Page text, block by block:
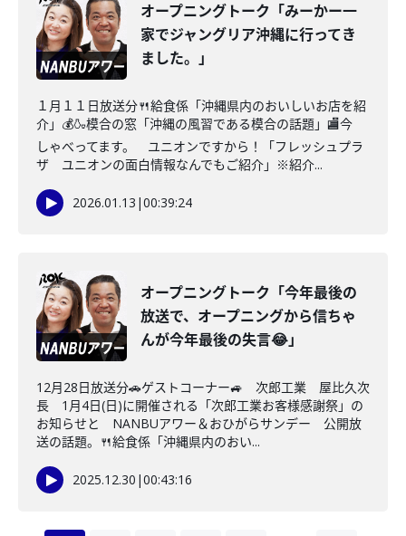
オープニングトーク「みーかー一
家でジャングリア沖縄に行ってき
ました。」
１月１１日放送分🍴給食係「沖縄県内のおいしいお店を紹
介」💰🍶模合の窓「沖縄の風習である模合の話題」🏬今
しゃべってます。 ユニオンですから！「フレッシュプラ
ザ ユニオンの面白情報なんでもご紹介」※紹介...
2026.01.13 |00:39:24
オープニングトーク「今年最後の
放送で、オープニングから信ちゃ
んが今年最後の失言😂」
12月28日放送分🚗ゲストコーナー🚙 次郎工業 屋比久次
長 1月4日(日)に開催される「次郎工業お客様感謝祭」の
お知らせと NANBUアワー＆おひがらサンデー 公開放
送の話題。🍴給食係「沖縄県内のおい...
2025.12.30 |00:43:16